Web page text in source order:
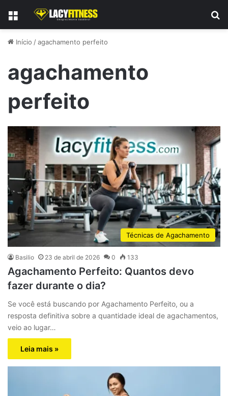
Menu
Início /agachamento perfeito
agachamento
perfeito
Técnicas de Agachamento
Basilio 23 de abril de 2026 0 133
Agachamento Perfeito: Quantos devo
fazer durante o dia?
Se você está buscando por Agachamento Perfeito, ou a
resposta definitiva sobre a quantidade ideal de agachamentos,
veio ao lugar…
Leia mais »